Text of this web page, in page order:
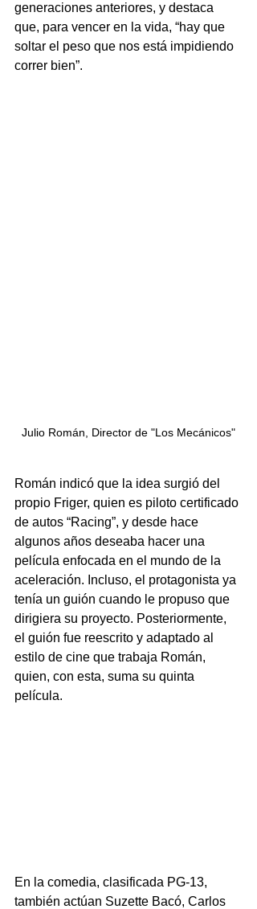
generaciones anteriores, y destaca
que, para vencer en la vida, “hay que
soltar el peso que nos está impidiendo
correr bien”.
Julio Román, Director de "Los Mecánicos"
Román indicó que la idea surgió del
propio Friger, quien es piloto certificado
de autos “Racing”, y desde hace
algunos años deseaba hacer una
película enfocada en el mundo de la
aceleración. Incluso, el protagonista ya
tenía un guión cuando le propuso que
dirigiera su proyecto. Posteriormente,
el guión fue reescrito y adaptado al
estilo de cine que trabaja Román,
quien, con esta, suma su quinta
película.
En la comedia, clasificada PG-13,
también actúan Suzette Bacó, Carlos